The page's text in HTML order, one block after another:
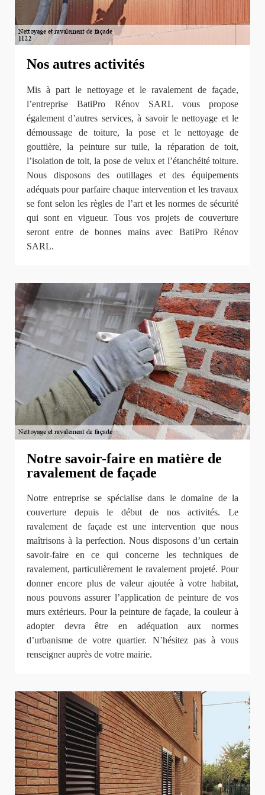
Nos autres activités
Mis à part le nettoyage et le ravalement de façade,
l’entreprise BatiPro Rénov SARL vous propose
également d’autres services, à savoir le nettoyage et le
démoussage de toiture, la pose et le nettoyage de
gouttière, la peinture sur tuile, la réparation de toit,
l’isolation de toit, la pose de velux et l’étanchéité toiture.
Nous disposons des outillages et des équipements
adéquats pour parfaire chaque intervention et les travaux
se font selon les règles de l’art et les normes de sécurité
qui sont en vigueur. Tous vos projets de couverture
seront entre de bonnes mains avec BatiPro Rénov
SARL.
Notre savoir-faire en matière de
ravalement de façade
Notre entreprise se spécialise dans le domaine de la
couverture depuis le début de nos activités. Le
ravalement de façade est une intervention que nous
maîtrisons à la perfection. Nous disposons d’un certain
savoir-faire en ce qui concerne les techniques de
ravalement, particulièrement le ravalement projeté. Pour
donner encore plus de valeur ajoutée à votre habitat,
nous pouvons assurer l’application de peinture de vos
murs extérieurs. Pour la peinture de façade, la couleur à
adopter devra être en adéquation aux normes
d’urbanisme de votre quartier. N’hésitez pas à vous
renseigner auprès de votre mairie.